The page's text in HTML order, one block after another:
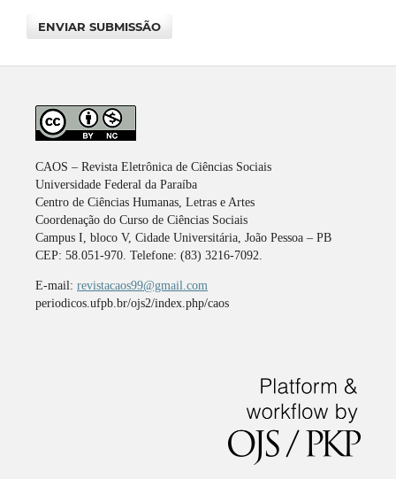
ENVIAR SUBMISSÃO
CAOS – Revista Eletrônica de Ciências Sociais
Universidade Federal da Paraíba
Centro de Ciências Humanas, Letras e Artes
Coordenação do Curso de Ciências Sociais
Campus I, bloco V, Cidade Universitária, João Pessoa – PB
CEP: 58.051-970. Telefone: (83) 3216-7092.
E-mail: revistacaos99@gmail.com
periodicos.ufpb.br/ojs2/index.php/caos